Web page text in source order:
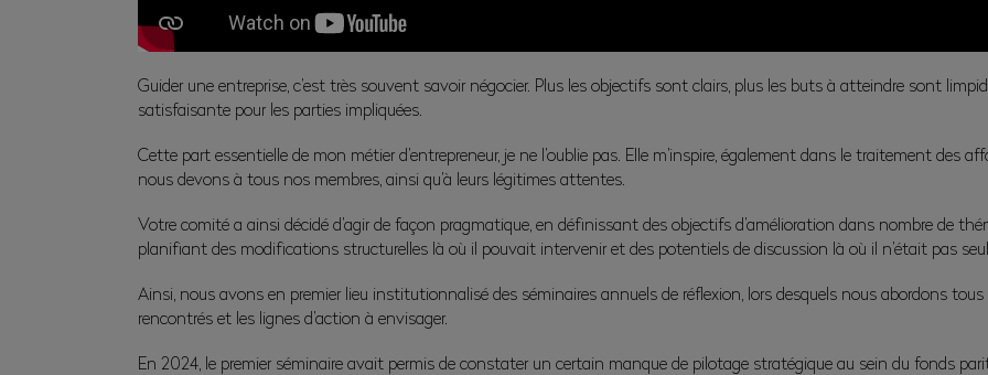
Guider une entreprise, c’est très souvent savoir négocier. Plus les objectifs sont clairs, plus les buts à atteindre sont
satisfaisante pour les parties impliquées.
Cette part essentielle de mon métier d’entrepreneur, je ne l’oublie pas. Elle m’inspire, également dans le traitement des
nous devons à tous nos membres, ainsi qu’à leurs légitimes attentes.
Votre comité a ainsi décidé d’agir de façon pragmatique, en définissant des objectifs d’amélioration dans nombre de
planifiant des modifications structurelles là où il pouvait intervenir et des potentiels de discussion là où il n’était pas
Ainsi, nous avons en premier lieu institutionnalisé des séminaires annuels de réflexion, lors desquels nous abordons
rencontrés et les lignes d’action à envisager.
En 2024, le premier séminaire avait permis de constater un certain manque de pilotage stratégique au sein du fonds